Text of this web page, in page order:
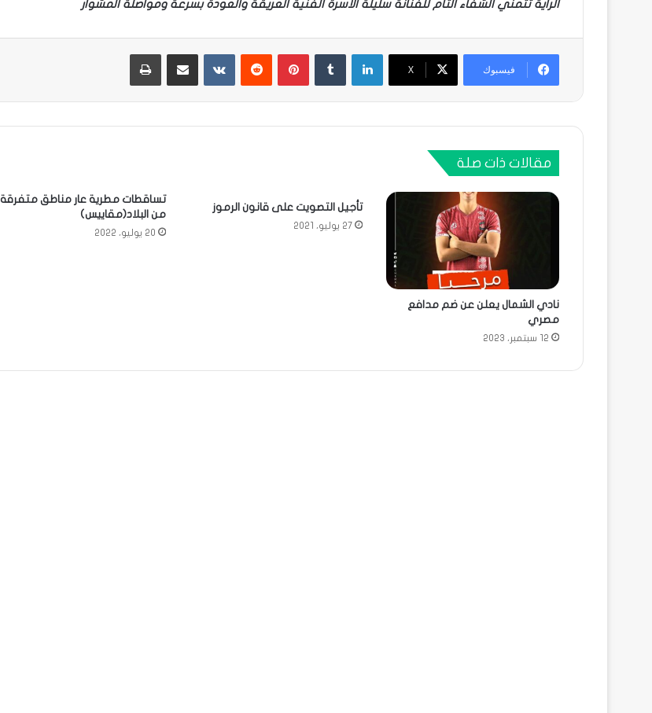
الراية تتمني الشفاء التام للفنانة سليلة الأسرة الفنية العريقة والعودة بسرعة ومواصلة المشوار
فيسبوك X
لينكدإن بينتيريست مشاركة عبر البريد طباعة
مقالات ذات صلة
نادي الشمال يعلن عن ضم مدافع
مصري
12 سبتمبر، 2023
تأجيل التصويت على قانون الرموز
27 يوليو، 2021
تساقطات مطرية عار مناطق متفرقة
من البلاد(مقاييس)
20 يوليو، 2022